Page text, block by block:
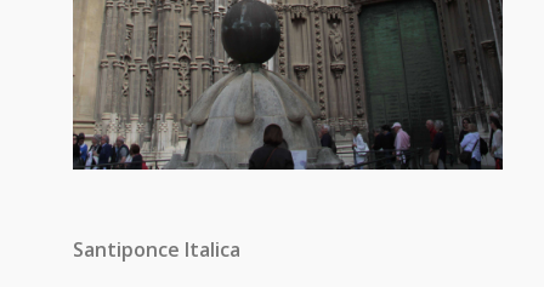
Santiponce Italica